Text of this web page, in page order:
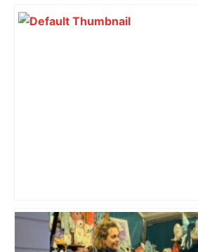
Hanoucca, une fête "des
confession juive sous haute